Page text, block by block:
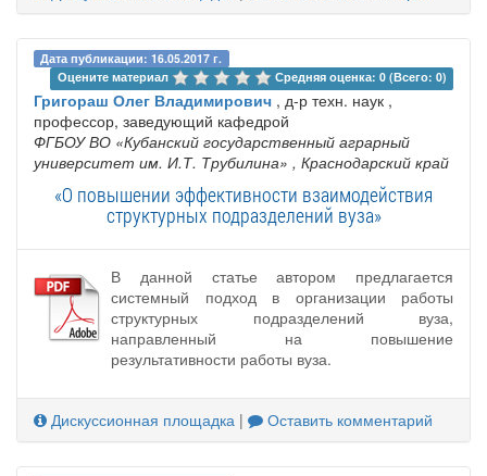
Дата публикации: 16.05.2017 г.
Оцените материал
Средняя оценка: 0 (Всего: 0)
Григораш Олег Владимирович , д-р техн. наук ,
профессор, заведующий кафедрой
ФГБОУ ВО «Кубанский государственный аграрный
университет им. И.Т. Трубилина» , Краснодарский край
«О повышении эффективности взаимодействия
структурных подразделений вуза»
В данной статье автором предлагается
системный подход в организации работы
структурных подразделений вуза,
направленный на повышение
результативности работы вуза.
Дискуссионная площадка | Оставить комментарий